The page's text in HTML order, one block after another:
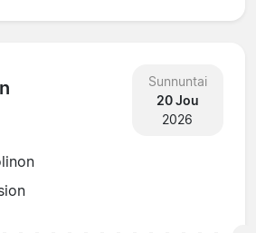
Sunnuntai
20 Jou
2026